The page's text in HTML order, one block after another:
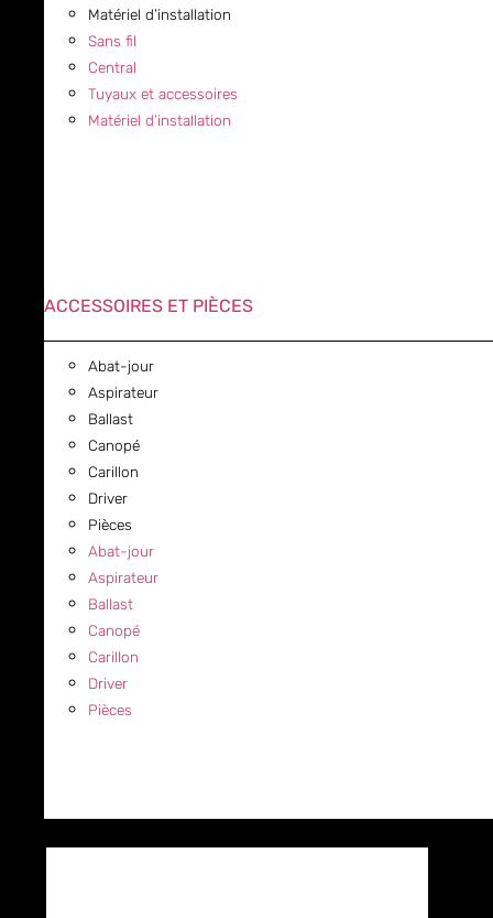
Matériel d’installation
Sans fil
Central
Tuyaux et accessoires
Matériel d’installation
ACCESSOIRES ET PIÈCES
Abat-jour
Aspirateur
Ballast
Canopé
Carillon
Driver
Pièces
Abat-jour
Aspirateur
Ballast
Canopé
Carillon
Driver
Pièces